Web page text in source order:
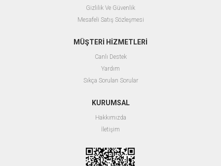
Gizlilik Ve Güvenlik
Mesafeli Satış Sözleşmesi
MÜŞTERİ HİZMETLERİ
Canlı Destek
Yardım
Sıkça Sorulan Sorular
KURUMSAL
Hakkımızda
İletişim